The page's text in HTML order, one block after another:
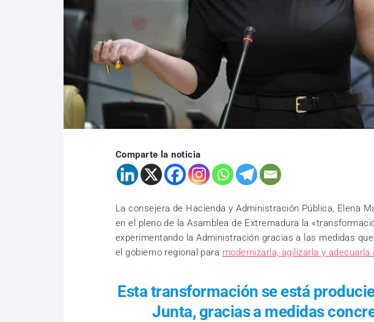
Comparte la noticia
La consejera de Hacienda y Administración Pública, Elena
en el pleno de la Asamblea de Extremadura la
experimentando la Administración gracias a las medidas
el gobierno regional para modernizarla, agilizarla y adecuarla
Esta transformación se está
Junta, gracias a medidas